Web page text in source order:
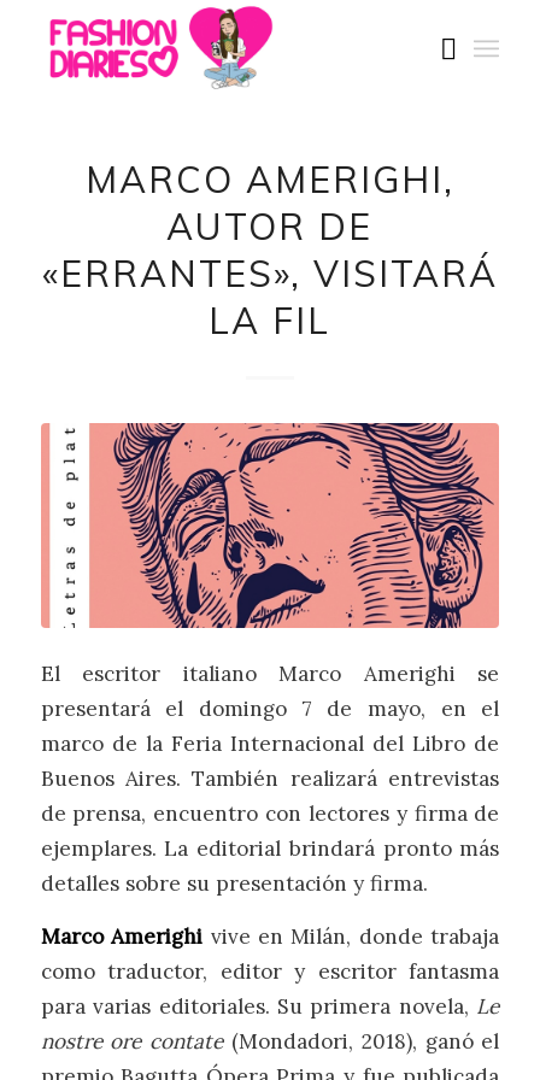
MARCO AMERIGHI,
AUTOR DE
«ERRANTES», VISITARÁ
LA FIL
El escritor italiano Marco Amerighi se
presentará el domingo 7 de mayo, en el
marco de la Feria Internacional del Libro de
Buenos Aires. También realizará entrevistas
de prensa, encuentro con lectores y firma de
ejemplares. La editorial brindará pronto más
detalles sobre su presentación y firma.
Marco Amerighi vive en Milán, donde trabaja
como traductor, editor y escritor fantasma
para varias editoriales. Su primera novela, Le
nostre ore contate(Mondadori, 2018), ganó el